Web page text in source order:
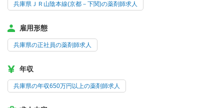
兵庫県ＪＲ山陰本線(京都－下関)の薬剤師求人
雇用形態
兵庫県の正社員の薬剤師求人
年収
兵庫県の年収650万円以上の薬剤師求人